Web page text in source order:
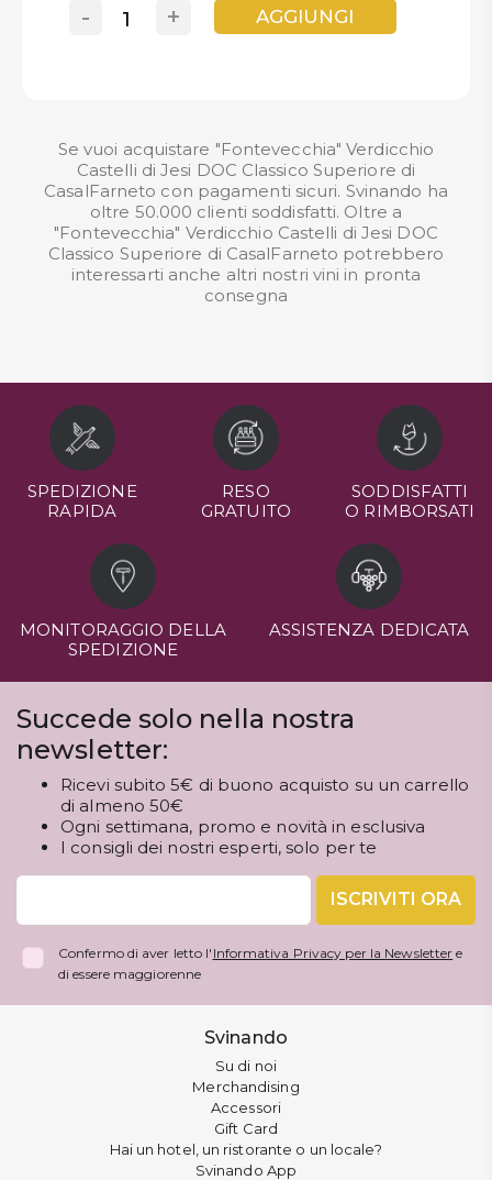
+
- AGGIUNGI
Se vuoi acquistare "Fontevecchia" Verdicchio
Castelli di Jesi DOC Classico Superiore di
CasalFarneto con pagamenti sicuri. Svinando ha
oltre 50.000 clienti soddisfatti. Oltre a
"Fontevecchia" Verdicchio Castelli di Jesi DOC
Classico Superiore di CasalFarneto potrebbero
interessarti anche altri nostri vini in pronta
consegna
SPEDIZIONE
RAPIDA
RESO
GRATUITO
SODDISFATTI
O RIMBORSATI
MONITORAGGIO DELLA
SPEDIZIONE
ASSISTENZA DEDICATA
Succede solo nella nostra
newsletter:
Ricevi subito 5€ di buono acquisto su un carrello
di almeno 50€
Ogni settimana, promo e novità in esclusiva
I consigli dei nostri esperti, solo per te
ISCRIVITI ORA
Confermo di aver letto l' Informativa Privacy per la Newsletter e
di essere maggiorenne
Svinando
Su di noi
Merchandising
Accessori
Gift Card
Hai un hotel, un ristorante o un locale?
Svinando App